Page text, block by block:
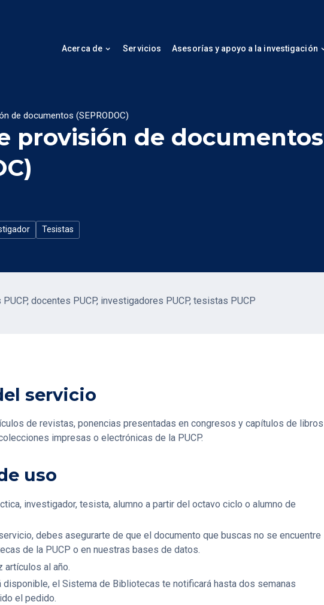
Acerca de Servicios Asesorías y apoyo a la investigación
de documentos (SEPRODOC)
provisión de documentos
Tesistas
PUCP, docentes PUCP, investigadores PUCP, tesistas PUCP
servicio
de revistas, ponencias presentadas en congresos y capítulos de libros
impresas o electrónicas de la PUCP.
uso
investigador, tesista, alumno a partir del octavo ciclo o alumno de
debes asegurarte de que el documento que buscas no se encuentre
de la PUCP o en nuestras bases de datos.
artículos al año.
disponible, el Sistema de Bibliotecas te notificará hasta dos semanas
el pedido.